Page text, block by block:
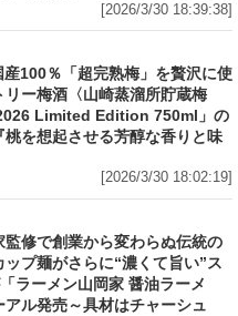
[2026/3/30 18:39:38]
100％「超完熟梅」を贅沢に使
リー梅酒〈山崎蒸溜所貯蔵梅
Limited Edition 750ml」の
を想起させる芳醇な香りと味
[2026/3/30 18:02:19]
監修で創業から変わらぬ伝統の
プ麺がさらに“濃くて旨い”ス
ラーメン山岡家 醤油ラーメ
アル発売～具材はチャーシュ